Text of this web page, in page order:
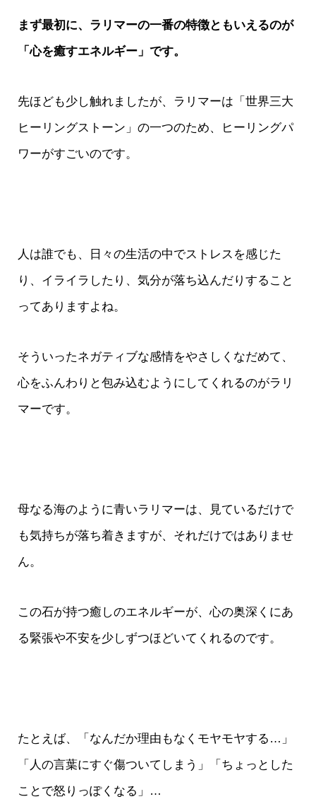
まず最初に、ラリマーの一番の特徴ともいえるのが
「心を癒すエネルギー」です。
先ほども少し触れましたが、ラリマーは「世界三大
ヒーリングストーン」の一つのため、ヒーリングパ
ワーがすごいのです。
人は誰でも、日々の生活の中でストレスを感じた
り、イライラしたり、気分が落ち込んだりすること
ってありますよね。
そういったネガティブな感情をやさしくなだめて、
心をふんわりと包み込むようにしてくれるのがラリ
マーです。
母なる海のように青いラリマーは、見ているだけで
も気持ちが落ち着きますが、それだけではありませ
ん。
この石が持つ癒しのエネルギーが、心の奥深くにあ
る緊張や不安を少しずつほどいてくれるのです。
たとえば、「なんだか理由もなくモヤモヤする…」
「人の言葉にすぐ傷ついてしまう」「ちょっとした
ことで怒りっぽくなる」…